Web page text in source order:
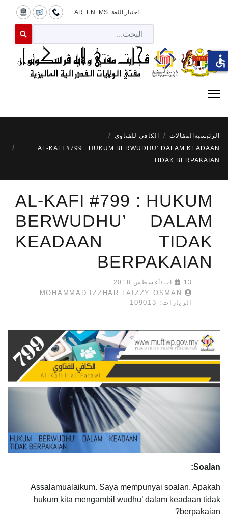
اختيار اللغة: MS
EN
AR
for results.
الرئيسية المقالات
الكافي للفتاوي
AL-KAFI #799 : HUKUM BERWUDHU’ DALAM KEADAAN
TIDAK BERPAKAIAN
AL-KAFI #799 : HUKUM
BERWUDHU’ DALAM
KEADAAN TIDAK
BERPAKAIAN
13 آب/أغسطس 2018
MOHAMMAD IZZHAR FAIZZY OSMAN
الزيارات: 109013
Soalan:
Assalamualaikum. Saya mempunyai soalan. Apakah
hukum kita mengambil wudhu’ dalam keadaan tidak
berpakaian?
accessible